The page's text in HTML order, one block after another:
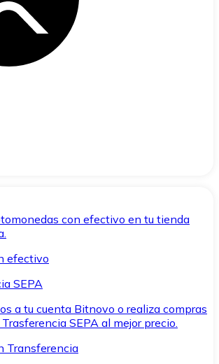
con efectivo en tu tienda
efectivo
SEPA
a tu cuenta Bitnovo o realiza compras
SEPA al mejor precio.
Transferencia